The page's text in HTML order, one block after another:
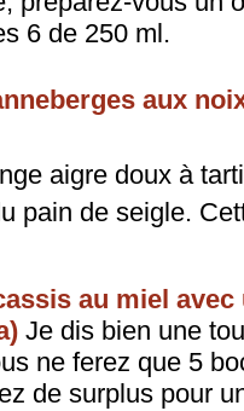
6 de 250 ml.
aux
aigre doux à
pain de seigle.
au miel
Je dis bien une
ne ferez que 5
de surplus pour